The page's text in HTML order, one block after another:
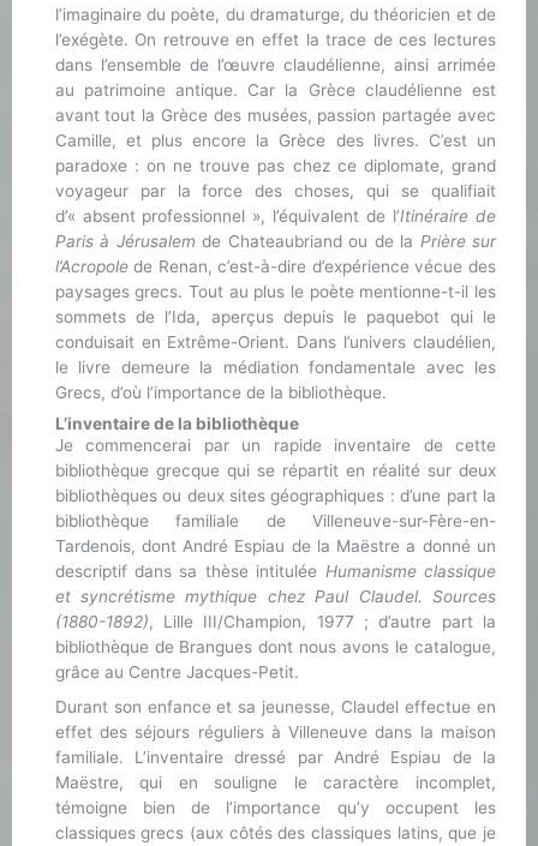
l’imaginaire du poète, du dramaturge, du théoricien et de
l’exégète. On retrouve en effet la trace de ces lectures
dans l’ensemble de l’œuvre claudélienne, ainsi arrimée
au patrimoine antique. Car la Grèce claudélienne est
avant tout la Grèce des musées, passion partagée avec
Camille, et plus encore la Grèce des livres. C’est un
paradoxe : on ne trouve pas chez ce diplomate, grand
voyageur par la force des choses, qui se qualifiait
d’« absent professionnel », l’équivalent de l’Itinéraire de
Paris à Jérusalem de Chateaubriand ou de la Prière sur
l’Acropolede Renan, c’est-à-dire d’expérience vécue des
paysages grecs. Tout au plus le poète mentionne-t-il les
sommets de l’Ida, aperçus depuis le paquebot qui le
conduisait en Extrême-Orient. Dans l’univers claudélien,
le livre demeure la médiation fondamentale avec les
Grecs, d’où l’importance de la bibliothèque.
L’inventaire de la bibliothèque
Je commencerai par un rapide inventaire de cette
bibliothèque grecque qui se répartit en réalité sur deux
bibliothèques ou deux sites géographiques : d’une part la
bibliothèque familiale de Villeneuve-sur-Fère-en-
Tardenois, dont André Espiau de la Maëstre a donné un
descriptif dans sa thèse intitulée Humanisme classique
et syncrétisme mythique chez Paul Claudel. Sources
(1880-1892), Lille III/Champion, 1977 ; d’autre part la
bibliothèque de Brangues dont nous avons le catalogue,
grâce au Centre Jacques-Petit.
Durant son enfance et sa jeunesse, Claudel effectue en
effet des séjours réguliers à Villeneuve dans la maison
familiale. L’inventaire dressé par André Espiau de la
Maëstre, qui en souligne le caractère incomplet,
témoigne bien de l’importance qu’y occupent les
classiques grecs (aux côtés des classiques latins, que je